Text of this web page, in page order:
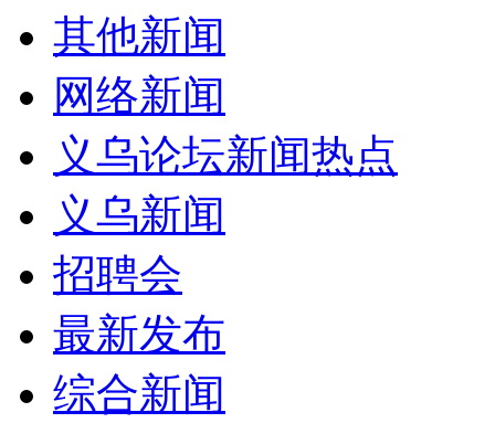
其他新闻
网络新闻
义乌论坛新闻热点
义乌新闻
招聘会
最新发布
综合新闻